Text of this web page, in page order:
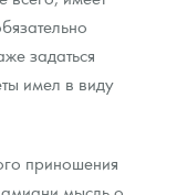
задаться
имел в виду
приношения